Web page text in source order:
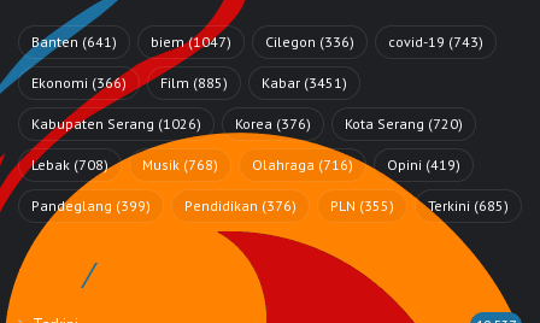
Banten (641) biem(1047) Cilegon (336) covid-19 (743)
Ekonomi (366) Film (885) Kabar (3451)
Kabupaten Serang (1026) Korea (376) Kota Serang (720)
Lebak (708) Musik (768) Olahraga (716) Opini (419)
Pandeglang (399) Pendidikan (376) PLN (355) Terkini (685)
Rubrik